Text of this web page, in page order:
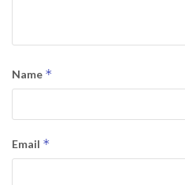
Name *
Email *